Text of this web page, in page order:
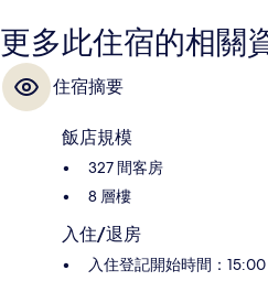
更多此住宿的相關
住宿摘要
飯店規模
327 間客房
8 層樓
入住/退房
入住登記開始時間：